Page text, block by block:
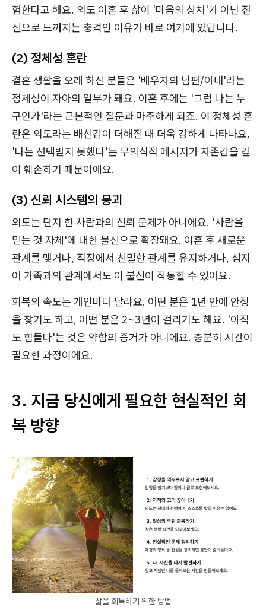
험한다고 해요. 외도 이혼 후 삶이 '마음의 상처'가 아닌 전
신으로 느껴지는 충격인 이유가 바로 여기에 있답니다.
(2) 정체성 혼란
결혼 생활을 오래 하신 분들은 '배우자의 남편/아내'라는
정체성이 자아의 일부가 돼요. 이혼 후에는 '그럼 나는 누
구인가'라는 근본적인 질문과 마주하게 되죠. 이 정체성 혼
란은 외도라는 배신감이 더해질 때 더욱 강하게 나타나요.
'나는 선택받지 못했다'는 무의식적 메시지가 자존감을 깊
이 훼손하기 때문이에요.
(3) 신뢰 시스템의 붕괴
외도는 단지 한 사람과의 신뢰 문제가 아니에요. '사람을
믿는 것 자체'에 대한 불신으로 확장돼요. 이혼 후 새로운
관계를 맺거나, 직장에서 친밀한 관계를 유지하거나, 심지
어 가족과의 관계에서도 이 불신이 작동할 수 있어요.
회복의 속도는 개인마다 달랴요. 어떤 분은 1년 안에 안정
을 찾기도 하고, 어떤 분은 2~3년이 걸리기도 해요. '아직
도 힘들다'는 것은 약함의 증거가 아니에요. 충분히 시간이
필요한 과정이에요.
3. 지금 당신에게 필요한 현실적인 회
복 방향
삶을 회복하기 위한 방법